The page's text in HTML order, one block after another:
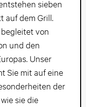
sieben
auf dem Grill.
von
und den
Unser
Sie mit auf eine
der
sie die